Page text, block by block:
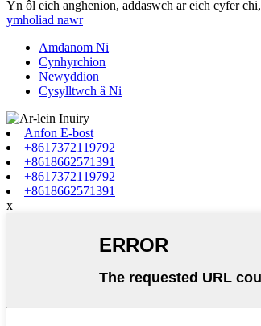
Yn ôl eich anghenion, addaswch ar eich cyfer
ymholiad nawr
Amdanom Ni
Cynhyrchion
Newyddion
Cysylltwch â Ni
Anfon E-bost
+8617372119792
+8618662571391
+8617372119792
+8618662571391
x